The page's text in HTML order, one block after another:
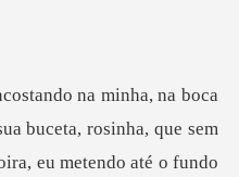
buceta, rosinha, que sem